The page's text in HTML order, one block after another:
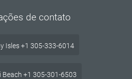
de contato
Isles +1 305-333-6014
Beach +1 305-301-6503